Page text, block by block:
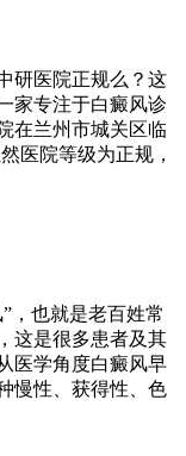
研医院正规么？这
家专注于白癜风诊
在兰州市城关区临
医院等级为正规，
，也就是老百姓常
这是很多患者及其
医学角度白癜风早
慢性、获得性、色